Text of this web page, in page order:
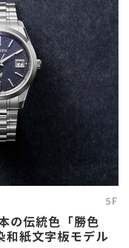
5F
の伝統色「勝色
和紙文字板モデル